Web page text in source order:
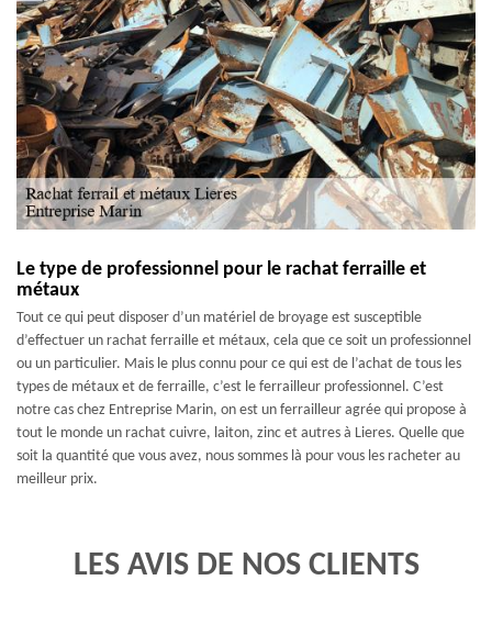
Le type de professionnel pour le rachat ferraille et
métaux
Tout ce qui peut disposer d’un matériel de broyage est susceptible
d’effectuer un rachat ferraille et métaux, cela que ce soit un professionnel
ou un particulier. Mais le plus connu pour ce qui est de l’achat de tous les
types de métaux et de ferraille, c’est le ferrailleur professionnel. C’est
notre cas chez Entreprise Marin, on est un ferrailleur agrée qui propose à
tout le monde un rachat cuivre, laiton, zinc et autres à Lieres. Quelle que
soit la quantité que vous avez, nous sommes là pour vous les racheter au
meilleur prix.
LES AVIS DE NOS CLIENTS